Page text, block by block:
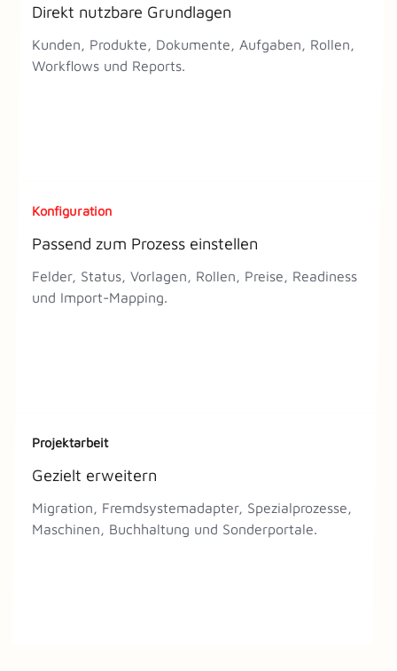
Direkt nutzbare Grundlagen
Kunden, Produkte, Dokumente, Aufgaben, Rollen,
Workflows und Reports.
Konfiguration
Passend zum Prozess einstellen
Felder, Status, Vorlagen, Rollen, Preise, Readiness
und Import-Mapping.
Projektarbeit
Gezielt erweitern
Migration, Fremdsystemadapter, Spezialprozesse,
Maschinen, Buchhaltung und Sonderportale.